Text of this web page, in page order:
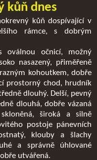
kůň dnes
kůň dospívající v
rámce, s dobrým
oválnou očnicí, možný
nasazený, přiměřeně
kohoutkem, dobře
prostorný chod, hrudník
dlouhý. Delší, pevný
dlouhá, dobře vázaná
široká a silně
postoje pánevních
klouby a šlachy
a správně úhlované
utvářená.